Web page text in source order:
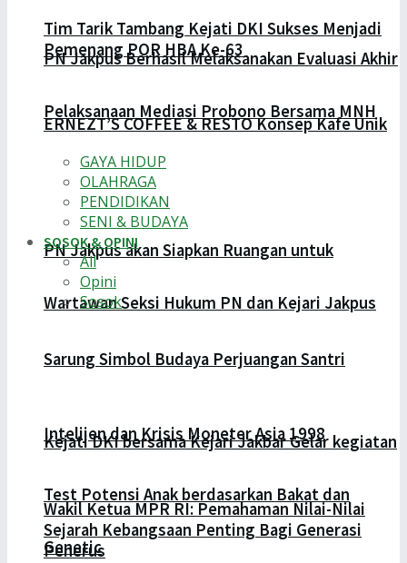
PN Jakpus Berhasil Melaksanakan Evaluasi Akhir
Pelaksanaan Mediasi Probono Bersama MNH
PN Jakpus akan Siapkan Ruangan untuk
Wartawan Seksi Hukum PN dan Kejari Jakpus
Kejati DKI bersama Kejari Jakbar Gelar kegiatan
Test Potensi Anak berdasarkan Bakat dan
Genetic
Tim Tarik Tambang Kejati DKI Sukses Menjadi
Pemenang POR HBA Ke-63
ERNEZT’S COFFEE & RESTO Konsep Kafe Unik
GAYA HIDUP
OLAHRAGA
PENDIDIKAN
SENI & BUDAYA
SOSOK & OPINI
All
Opini
Sosok
Sarung Simbol Budaya Perjuangan Santri
Intelijen dan Krisis Moneter Asia 1998
Wakil Ketua MPR RI: Pemahaman Nilai-Nilai
Sejarah Kebangsaan Penting Bagi Generasi
Penerus